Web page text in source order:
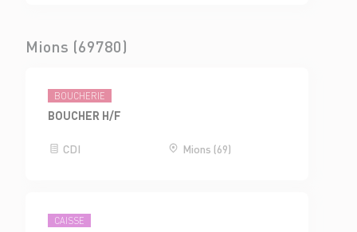
Mions (69780)
BOUCHERIE
BOUCHER H/F
CDI Mions (69)
CAISSE